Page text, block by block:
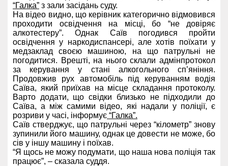
“Галка” з зали засідань суду.
На відео видно, що керівник категорично відмовився
проходити освідчення на місці, бо “не довіряє
алкотестеру”. Однак Саїв погодився пройти
освідчення у наркодиспансері, але хотів поїхати у
медзаклад своєю машиною, на що патрульні не
погодитися. Врешті, на нього склали адмінпротокол
за керування у стані алкогольного сп’яніння.
Продовжив рух автомобіль під керуванням водія
Саїва, який приїхав на місце складання протоколу.
Варто додати, що свідки близько не підходили до
Саїва, а між самими відео, які надали у поліції, є
розриви у часі, інформує “Галка”.
Саїв стверджує, що патрульні через “кілометр” знову
зупинили його машину, однак це довести не може, бо
сів у іншу машину і поїхав.
“Я щось не можу подумати, що наша нова поліція так
працює”, – сказала суддя.